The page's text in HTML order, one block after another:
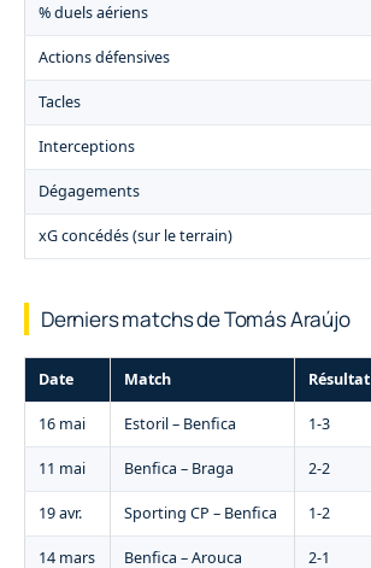
% duels aériens
Actions défensives
Tacles
Interceptions
Dégagements
xG concédés (sur le terrain)
Derniers matchs de Tomás Araújo
Date Match Résultat
16 mai Estoril – Benfica 1-3
11 mai Benfica – Braga 2-2
19 avr. Sporting CP – Benfica 1-2
14 mars Benfica – Arouca 2-1